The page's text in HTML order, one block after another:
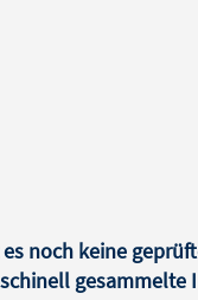
noch keine
gesammelte